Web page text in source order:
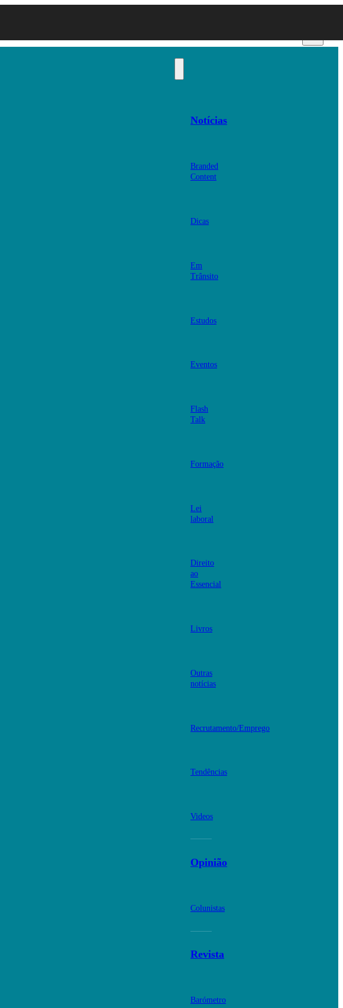
Notícias
Branded
Content
Dicas
Em
Trânsito
Estudos
Eventos
Flash
Talk
Formação
Lei
laboral
Direito
ao
Essencial
Livros
Outras
notícias
Recrutamento/Emprego
Tendências
Videos
Opinião
Colunistas
Revista
Barómetro